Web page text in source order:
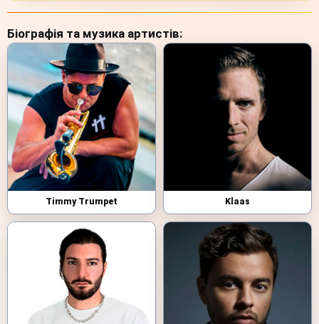
Біографія та музика артистів:
Timmy Trumpet Klaas